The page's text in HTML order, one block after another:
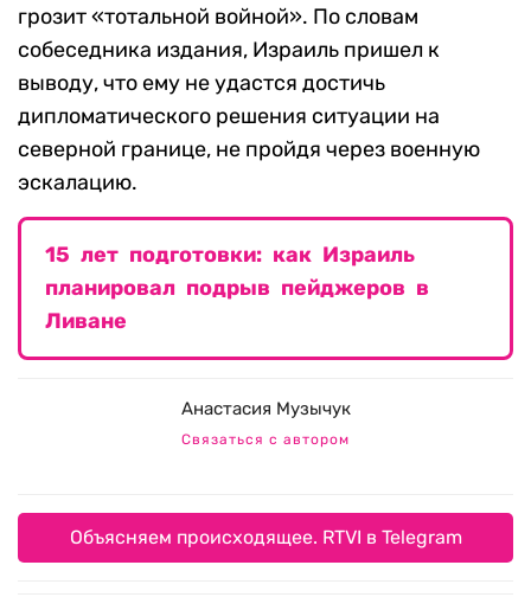
грозит «тотальной войной». По словам
собеседника издания, Израиль пришел к
выводу, что ему не удастся достичь
дипломатического решения ситуации на
северной границе, не пройдя через военную
эскалацию.
15 лет подготовки: как Израиль
планировал подрыв пейджеров в
Ливане
Анастасия Музычук
Связаться с автором
Объясняем происходящее. RTVI в Telegram